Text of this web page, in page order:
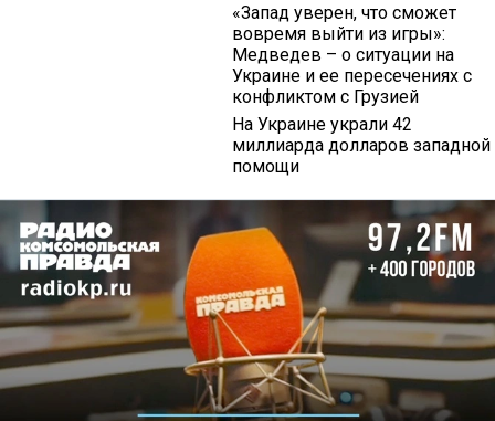
«Запад уверен, что сможет
вовремя выйти из игры»:
Медведев – о ситуации на
Украине и ее пересечениях с
конфликтом с Грузией
На Украине украли 42
миллиарда долларов западной
помощи